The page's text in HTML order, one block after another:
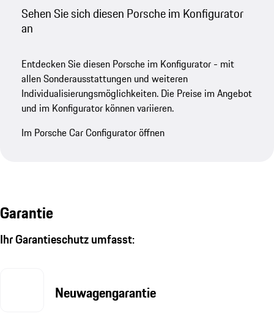
Sehen Sie sich diesen Porsche im Konfigurator
an
Entdecken Sie diesen Porsche im Konfigurator - mit
allen Sonderausstattungen und weiteren
Individualisierungsmöglichkeiten. Die Preise im Angebot
und im Konfigurator können variieren.
Im Porsche Car Configurator öffnen
Garantie
Ihr Garantieschutz umfasst:
Neuwagengarantie